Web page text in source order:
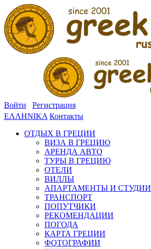
Войти
Регистрация
ΕΛΛΗΝΙΚΑ Контакты
ОТДЫХ В ГРЕЦИИ
ВИЗА В ГРЕЦИЮ
АРЕНДА АВТО
ТУРЫ В ГРЕЦИЮ
ОТЕЛИ
ВИЛЛЫ
АПАРТАМЕНТЫ И СТУДИИ
ТРАНСПОРТ
ПОПУТЧИКИ
РЕКОМЕНДАЦИИ
ПОГОДА
КАРТА ГРЕЦИИ
ФОТОГРАФИИ